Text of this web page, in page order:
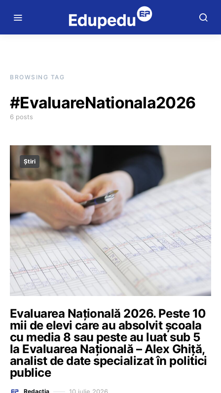
BROWSING TAG
#EvaluareNationala2026
6 posts
Știri
Evaluarea Națională 2026. Peste 10
mii de elevi care au absolvit școala
cu media 8 sau peste au luat sub 5
la Evaluarea Națională – Alex Ghiță,
analist de date specializat în politici
publice
Redacția 10 iulie 2026